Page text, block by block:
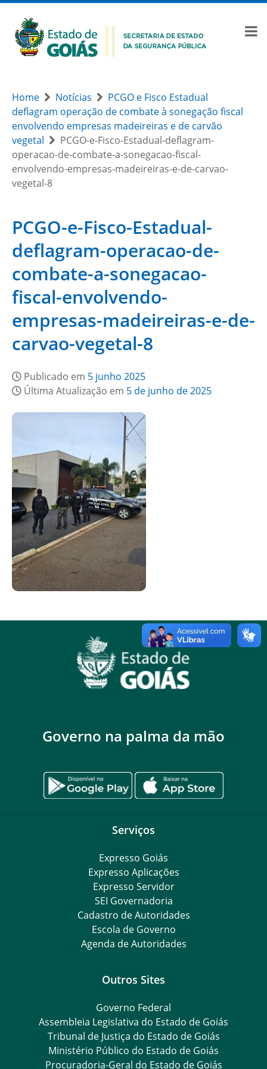
Home Notícias
PCGO e Fisco Estadual
deflagram operação de combate à sonegação fiscal
envolvendo empresas madeireiras e de carvão
vegetal
PCGO-e-Fisco-Estadual-deflagram-
operacao-de-combate-a-sonegacao-fiscal-
envolvendo-empresas-madeireiras-e-de-carvao-
vegetal-8
PCGO-e-Fisco-Estadual-
deflagram-operacao-de-
combate-a-sonegacao-
fiscal-envolvendo-
empresas-madeireiras-e-de-
carvao-vegetal-8
Publicado em 5 junho 2025
Última Atualização em 5 de junho de 2025
Governo na palma da mão
Serviços
Expresso Goiás
Expresso Aplicações
Expresso Servidor
SEI Governadoria
Cadastro de Autoridades
Escola de Governo
Agenda de Autoridades
Outros Sites
Governo Federal
Assembleia Legislativa do Estado de Goiás
Tribunal de Justiça do Estado de Goiás
Ministério Público do Estado de Goiás
Procuradoria-Geral do Estado de Goiás